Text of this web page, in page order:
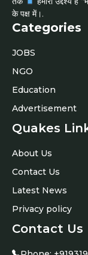
के पक्ष में।.
Categories
JOBS
NGO
Education
Advertisement
Quakes
About Us
Contact Us
Latest News
Privacy policy
Contact Us